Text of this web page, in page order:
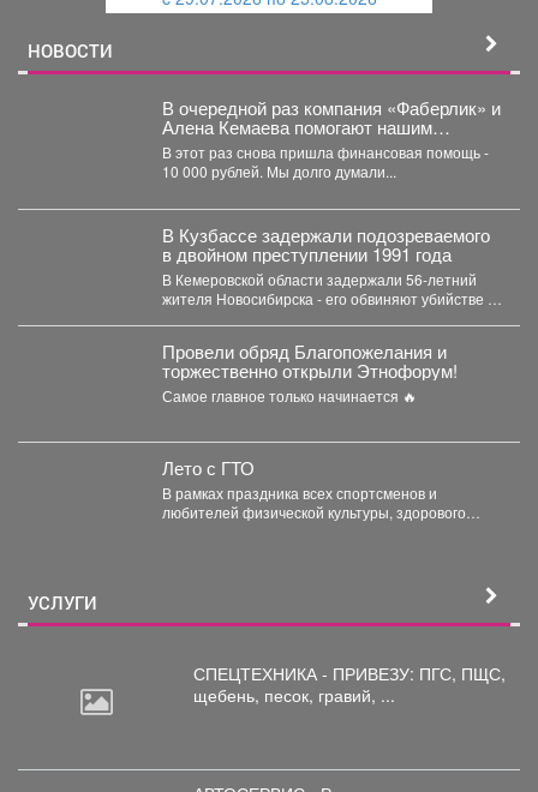
НОВОСТИ
В очередной раз компания «Фаберлик» и
Алена Кемаева помогают нашим
хвостикам!
В этот раз снова пришла финансовая помощь -
10 000 рублей. Мы долго думали...
В Кузбассе задержали подозреваемого
в двойном преступлении 1991 года
В Кемеровской области задержали 56‑летний
жителя Новосибирска - его обвиняют убийстве и
Провели обряд Благопожелания и
торжественно открыли Этнофорум!
Самое главное только начинается 🔥
Лето с ГТО
В рамках праздника всех спортсменов и
любителей физической культуры, здорового
УСЛУГИ
СПЕЦТЕХНИКА - ПРИВЕЗУ: ПГС, ПЩС,
щебень, песок, гравий, ...